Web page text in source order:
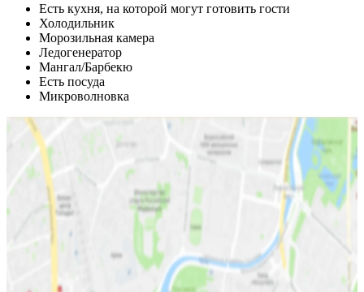
Есть кухня, на которой могут готовить гости
Холодильник
Морозильная камера
Ледогенератор
Мангал/Барбекю
Есть посуда
Микроволновка